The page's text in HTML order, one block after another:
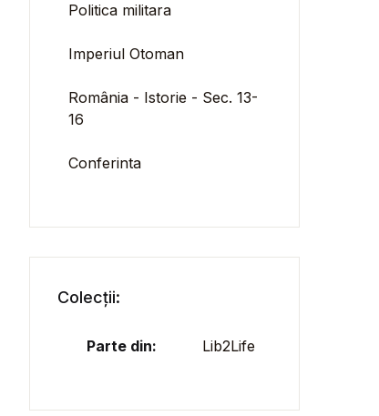
Politica militara
Imperiul Otoman
România - Istorie - Sec. 13-
16
Conferinta
Colecții:
Parte din: Lib2Life